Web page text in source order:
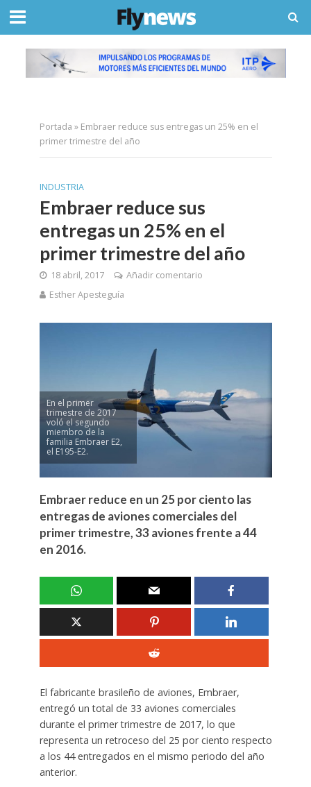
Portada » Embraer reduce sus entregas un 25% en el
primer trimestre del año
INDUSTRIA
Embraer reduce sus
entregas un 25% en el
primer trimestre del año
18 abril, 2017
Añadir comentario
Esther Apesteguía
En el primer
trimestre de 2017
voló el segundo
miembro de la
familia Embraer E2,
el E195-E2.
Embraer reduce en un 25 por ciento las
entregas de aviones comerciales del
primer trimestre, 33 aviones frente a 44
en 2016.
El fabricante brasileño de aviones, Embraer,
entregó un total de 33 aviones comerciales
durante el primer trimestre de 2017, lo que
representa un retroceso del 25 por ciento respecto
a los 44 entregados en el mismo periodo del año
anterior.